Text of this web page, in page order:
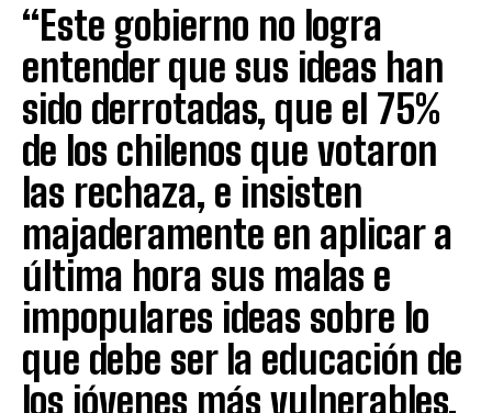
“Este gobierno no logra
entender que sus ideas han
sido derrotadas, que el 75%
de los chilenos que votaron
las rechaza, e insisten
majaderamente en aplicar a
última hora sus malas e
impopulares ideas sobre lo
que debe ser la educación de
los jóvenes más vulnerables.